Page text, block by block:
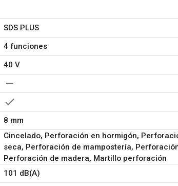
que incluye?
perforador
auxiliar (montado)
- tipo SDS plus - plano - 22x250mm
- tipo SDS plus - punto - 250mm
de profundidad
- tipo SDS plus - Ø 10x150mm
- tipo SDS plus - Ø 12x150mm
- tipo SDS plus - Ø 8x150mm
de instrucciones
SDS PLUS
4 funciones
40 V
8 mm
Cincelado, Perforación en hormigón,
seca, Perforación de mampostería,
Perforación de madera, Martillo perforación
101 dB(A)